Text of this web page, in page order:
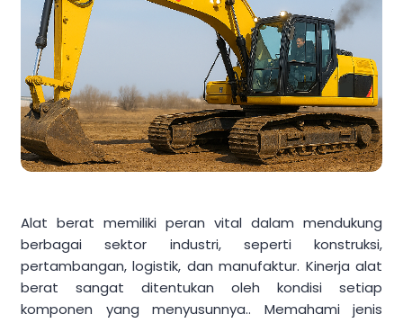
Alat berat memiliki peran vital dalam mendukung
berbagai sektor industri, seperti konstruksi,
pertambangan, logistik, dan manufaktur. Kinerja alat
berat sangat ditentukan oleh kondisi setiap
komponen yang menyusunnya.. Memahami jenis